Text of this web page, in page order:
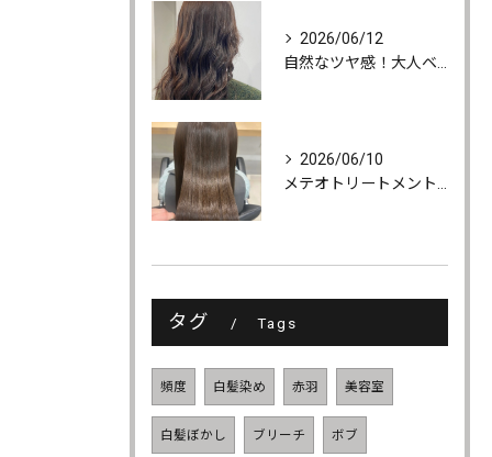
2026/06/12
2026/06/10
タグ Tags
頻度 白髪染め 赤羽 美容室
白髪ぼかし ブリーチ ボブ